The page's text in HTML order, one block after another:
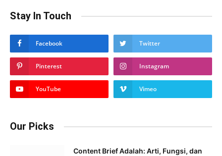
Stay In Touch
Facebook Twitter
Pinterest Instagram
YouTube Vimeo
Our Picks
Content Brief Adalah: Arti, Fungsi, dan